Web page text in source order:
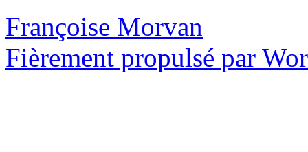
Françoise Morvan
Fièrement propulsé par